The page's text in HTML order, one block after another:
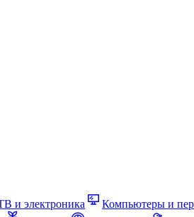
и электроника Компьютеры и